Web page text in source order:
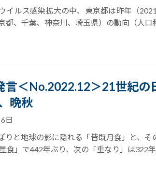
イルス感染拡大の中、東京都は昨年（
都、千葉、神奈川、埼玉県）の動向（人
言＜No.2022.12＞21世紀の
晩秋
日
りと地球の影に隠れる「皆既月食」と、
食」で442年ぶり、次の「重なり」は322